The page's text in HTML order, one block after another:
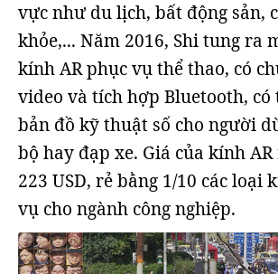
vực như du lịch, bất động sản,
khỏe,... Năm 2016, Shi tung ra
kính AR phục vụ thể thao, có
video và tích hợp Bluetooth, có
bản đồ kỹ thuật số cho người
bộ hay đạp xe. Giá của kính
223 USD, rẻ bằng 1/10 các loại
vụ cho ngành công nghiệp.